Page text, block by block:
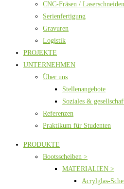
CNC-Fräsen / Laserschneiden
Serienfertigung
Gravuren
Logistik
PROJEKTE
UNTERNEHMEN
Über uns
Stellenangebote
Soziales &
Referenzen
Praktikum für Studenten
PRODUKTE
Bootsscheiben >
MATERIALIEN >
Acrylglas-